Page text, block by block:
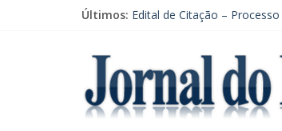
Últimos: Edital de Citação –
EDITAL DE CONVOCAÇÃO
CONVOCAÇÃO EM
EDITAL DE CITAÇÃO –